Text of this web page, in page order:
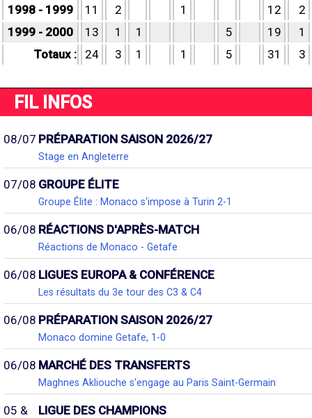
1998 - 1999
11 2 1 12
2
1999 - 2000
13 1 1 5 19
1
Totaux :
24 3 1 1 5 31 3
FIL INFOS
08/07 PRÉPARATION SAISON 2026/27
Stage en Angleterre
07/08 GROUPE ÉLITE
Groupe Élite : Monaco s'impose à Turin 2-1
06/08 RÉACTIONS D'APRÈS-MATCH
Réactions de Monaco - Getafe
06/08 LIGUES EUROPA & CONFÉRENCE
Les résultats du 3e tour des C3 & C4
06/08 PRÉPARATION SAISON 2026/27
Monaco domine Getafe, 1-0
06/08 MARCHÉ DES TRANSFERTS
Maghnes Akliouche s'engage au Paris Saint-Germain
05 &
LIGUE DES CHAMPIONS